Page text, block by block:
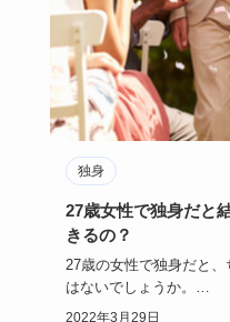
独身
27歳女性で独身だと
きるの？
27歳の女性で独身だと
はないでしょうか。
特に、彼氏がいないの
2022年3月29日